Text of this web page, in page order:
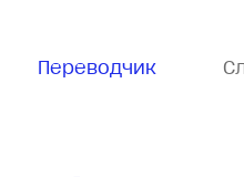
Переводчик